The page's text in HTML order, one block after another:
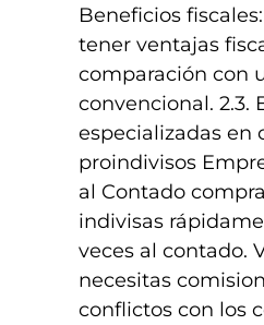
Beneficios
tener ventajas
comparación con
convencional. 2.3.
especializadas en
proindivisos
al Contado
indivisas
veces al contado.
necesitas
conflictos con los